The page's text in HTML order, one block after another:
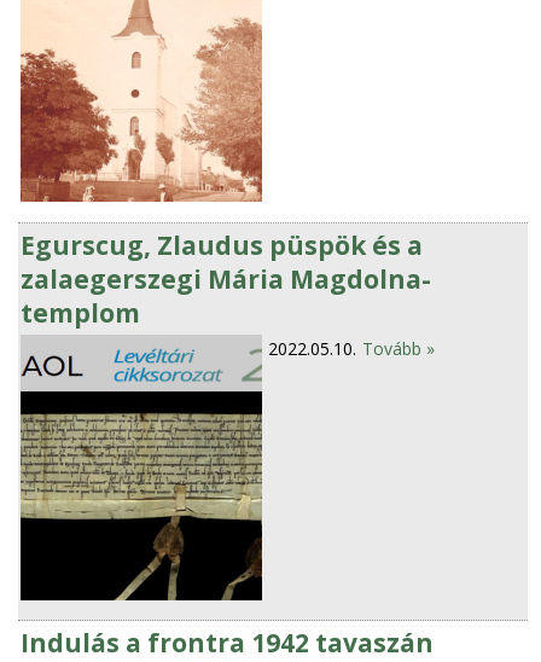
Egurscug, Zlaudus püspök és a
zalaegerszegi Mária Magdolna-
templom
2022.05.10. Tovább »
Indulás a frontra 1942 tavaszán